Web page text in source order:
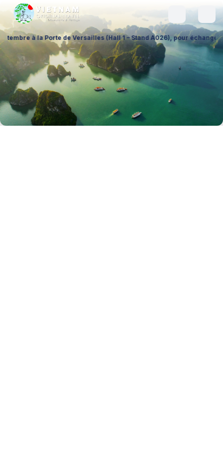
Versailles (Hall 1 – Stand A026), pour échanger sur vos projets,